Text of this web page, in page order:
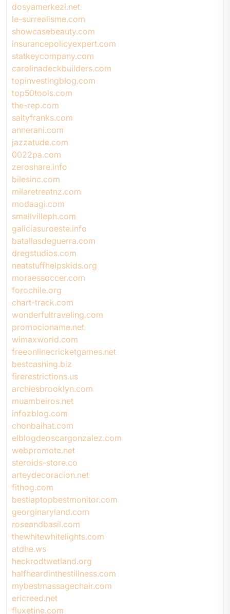
dosyamerkezi.net
le-surrealisme.com
showcasebeauty.com
insurancepolicyexpert.com
statkeycompany.com
carolinadeckbuilders.com
topinvestingblog.com
top50tools.com
the-rep.com
saltyfranks.com
annerani.com
jazzatude.com
0022pa.com
zeroshare.info
bilesinc.com
milaretreatnz.com
modaagi.com
smallvilleph.com
galiciasuroeste.info
batallasdeguerra.com
dregstudios.com
neatstuffhelpskids.org
moraessoccer.com
forochile.org
chart-track.com
wonderfultraveling.com
promocioname.net
wimaxworld.com
freeonlinecricketgames.net
bestcashing.biz
firerestrictions.us
archiesbrooklyn.com
muambeiros.net
infozblog.com
chonbaihat.com
elblogdeoscargonzalez.com
webpromote.net
steroids-store.co
arteydecoracion.net
fithog.com
bestlaptopbestmonitor.com
georginaryland.com
roseandbasil.com
thewhitewhitelights.com
atdhe.ws
heckrodtwetland.org
halfheardinthestillness.com
mybestmassagechair.com
ericreed.net
fluxetine.com